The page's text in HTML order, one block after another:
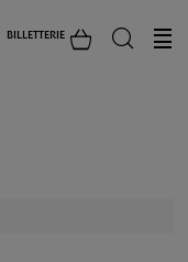
BILLETTERIE